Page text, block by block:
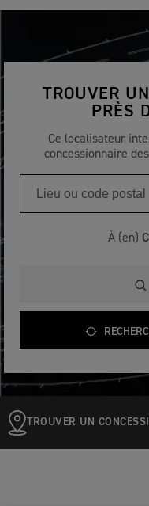
TROUVER
PRÈS
Ce localisateur
concessionnaire
À (en)
TROUVER UN